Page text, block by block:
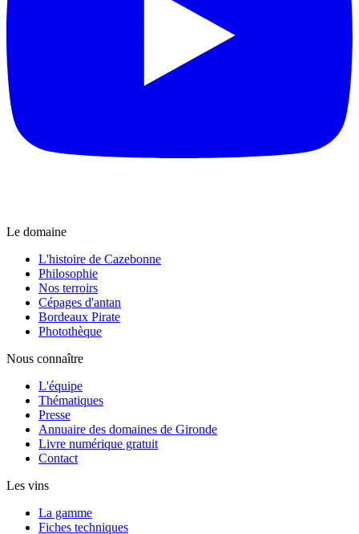
Le domaine
L'histoire de Cazebonne
Philosophie
Nos terroirs
Cépages d'antan
Bordeaux Pirate
Photothèque
Nous connaître
L'équipe
Thématiques
Presse
Annuaire des domaines de Gironde
Livre numérique gratuit
Contact
Les vins
La gamme
Fiches techniques